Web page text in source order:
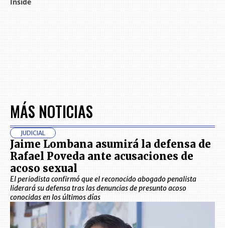
MÁS NOTICIAS
JUDICIAL
Jaime Lombana asumirá la defensa de
Rafael Poveda ante acusaciones de
acoso sexual
El periodista confirmó que el reconocido abogado penalista
liderará su defensa tras las denuncias de presunto acoso
conocidas en los últimos días